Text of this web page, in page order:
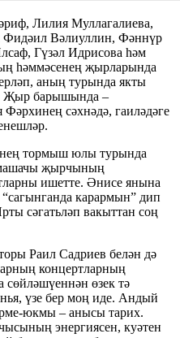
Лилия Муллагалиева,
Фидәил Вәлиуллин, Фәннүр
Гүзәл Идрисова һәм
һәммәсенең җырларында
аның турында якты
Җыр барышында –
сәхнәдә, гаиләдәге
тормыш юлы турында
җырчының
ишетте. Әнисе янына
карармын” дип
сәгатьләп вакыттан соң
Раил Садриев белән дә
концертларның
сөйләшүеннән өзек тә
үзе бер моң иде. Андый
юкмы – анысы тарих.
энергиясен, куәтен